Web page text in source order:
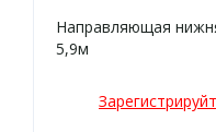
Направляющая
5,9м